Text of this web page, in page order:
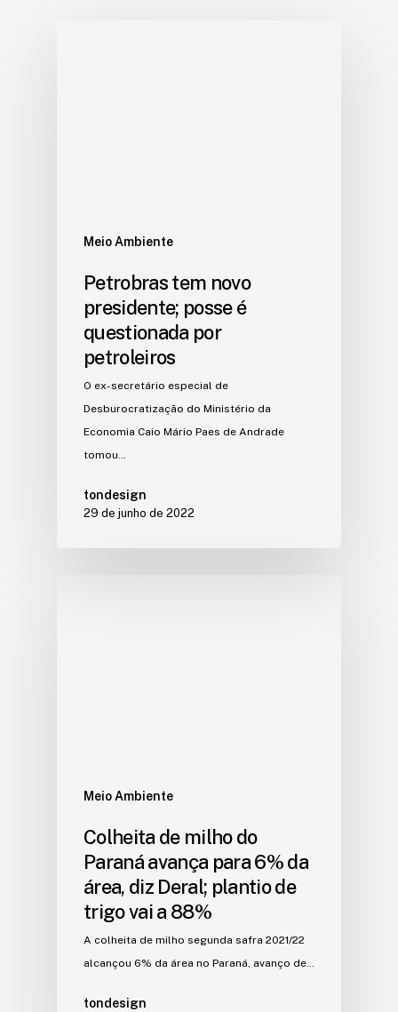
Meio Ambiente
Petrobras tem novo
presidente; posse é
questionada por
petroleiros
O ex-secretário especial de
Desburocratização do Ministério da
Economia Caio Mário Paes de Andrade
tomou…
tondesign
29 de junho de 2022
Meio Ambiente
Colheita de milho do
Paraná avança para 6% da
área, diz Deral; plantio de
trigo vai a 88%
A colheita de milho segunda safra 2021/22
alcançou 6% da área no Paraná, avanço de…
tondesign